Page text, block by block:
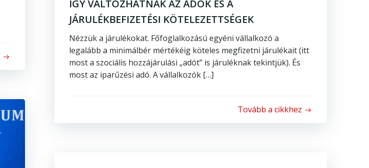
ÍGY VÁLTOZHATNAK AZ ADÓK ÉS A
JÁRULÉKBEFIZETÉSI KÖTELEZETTSÉGEK
Nézzük a járulékokat. Főfoglalkozású egyéni vállalkozó a
legalább a minimálbér mértékéig köteles megfizetni járulékait (itt
most a szociális hozzájárulási „adót” is járuléknak tekintjük). És
most az iparűzési adó. A vállalkozók […]
Tovább a cikkhez